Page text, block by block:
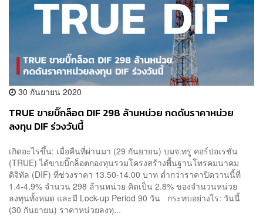
30 กันยายน 2020
TRUE ขายบิ๊กล็อต DIF 298 ล้านหน่วย กดดันราคาหน่วย
ลงทุน DIF ร่วงวันนี้
เกิดอะไรขึ้น: เมื่อคืนที่ผ่านมา (29 กันยายน) บมจ.ทรู คอร์ปอเรชั่น
(TRUE) ได้ขายบิ๊กล็อตกองทุนรวมโครงสร้างพื้นฐานโทรคมนาคม
ดิจิทัล (DIF) ที่ช่วงราคา 13.50-14.00 บาท ต่ำกว่าราคาปิดวานนี้ที่
1.4-4.9% จำนวน 298 ล้านหน่วย คิดเป็น 2.8% ของจำนวนหน่วย
ลงทุนทั้งหมด และมี Lock-up Period 90 วัน กระทบอย่างไร: วันนี้
(30 กันยายน) ราคาหน่วยลงทุ...